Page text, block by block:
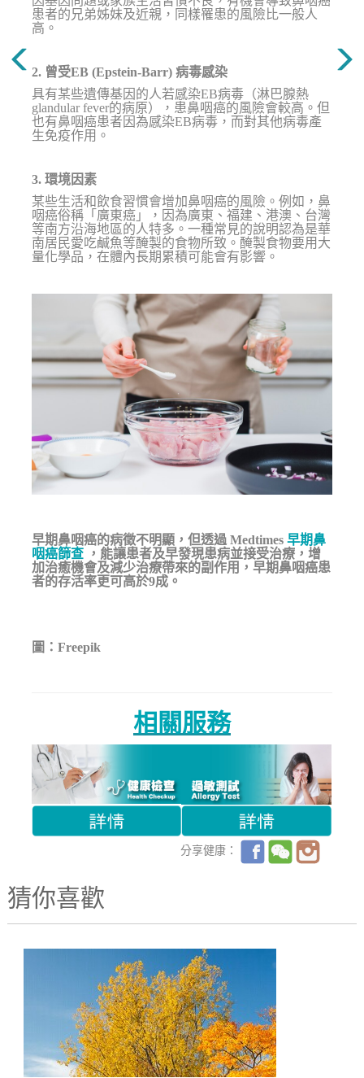
患者的兄弟姊妹及近親，同樣罹患的風險比一般人
高。
2. 曾受EB (Epstein-Barr) 病毒感染
具有某些遺傳基因的人若感染EB病毒（淋巴腺熱
glandular fever的病原），患鼻咽癌的風險會較高。但
也有鼻咽癌患者因為感染EB病毒，而對其他病毒產
生免疫作用。
3. 環境因素
某些生活和飲食習慣會增加鼻咽癌的風險。例如，鼻
咽癌俗稱「廣東癌」，因為廣東、福建、港澳、台灣
等南方沿海地區的人特多。一種常見的說明認為是華
南居民愛吃鹹魚等醃製的食物所致。醃製食物要用大
量化學品，在體內長期累積可能會有影響。
早期鼻咽癌的病徵不明顯，但透過 Medtimes早期鼻
咽癌篩查 ，能讓患者及早發現患病並接受治療，增
加治癒機會及減少治療帶來的副作用，早期鼻咽癌患
者的存活率更可高於9成。
圖：Freepik
相關服務
分享健康：
猜你喜歡